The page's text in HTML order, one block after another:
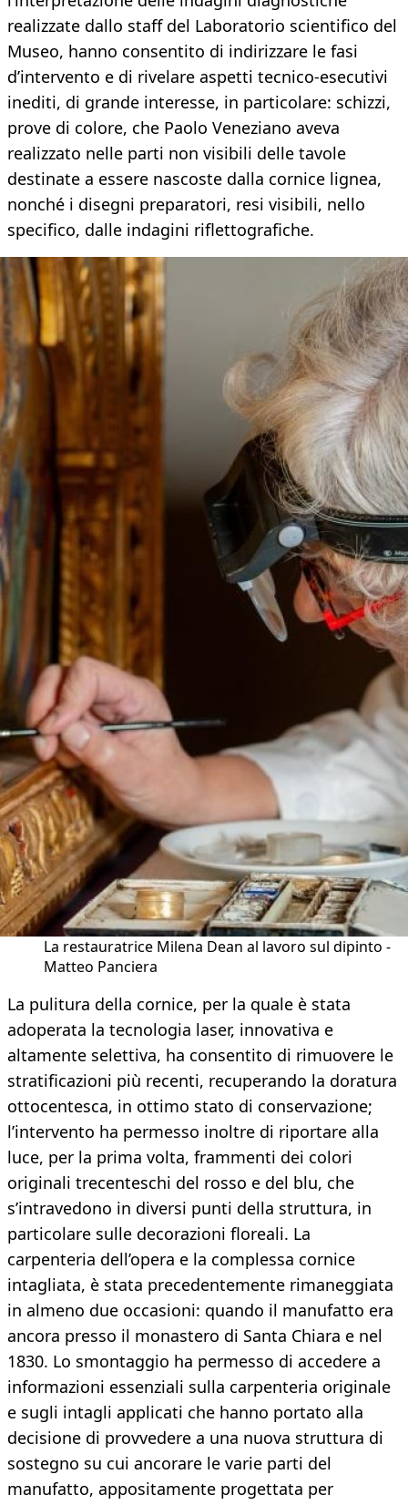
realizzate dallo staff del Laboratorio scientifico del
Museo, hanno consentito di indirizzare le fasi
d’intervento e di rivelare aspetti tecnico-esecutivi
inediti, di grande interesse, in particolare: schizzi,
prove di colore, che Paolo Veneziano aveva
realizzato nelle parti non visibili delle tavole
destinate a essere nascoste dalla cornice lignea,
nonché i disegni preparatori, resi visibili, nello
specifico, dalle indagini riflettografiche.
La restauratrice Milena Dean al lavoro sul dipinto -
Matteo Panciera
La pulitura della cornice, per la quale è stata
adoperata la tecnologia laser, innovativa e
altamente selettiva, ha consentito di rimuovere le
stratificazioni più recenti, recuperando la doratura
ottocentesca, in ottimo stato di conservazione;
l’intervento ha permesso inoltre di riportare alla
luce, per la prima volta, frammenti dei colori
originali trecenteschi del rosso e del blu, che
s’intravedono in diversi punti della struttura, in
particolare sulle decorazioni floreali. La
carpenteria dell’opera e la complessa cornice
intagliata, è stata precedentemente rimaneggiata
in almeno due occasioni: quando il manufatto era
ancora presso il monastero di Santa Chiara e nel
1830. Lo smontaggio ha permesso di accedere a
informazioni essenziali sulla carpenteria originale
e sugli intagli applicati che hanno portato alla
decisione di provvedere a una nuova struttura di
sostegno su cui ancorare le varie parti del
manufatto, appositamente progettata per